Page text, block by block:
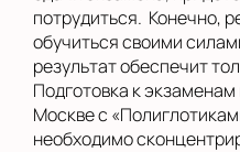
потрудиться. Конечно,
обучиться своими
результат обеспечит
Подготовка к
Москве с
необходимо